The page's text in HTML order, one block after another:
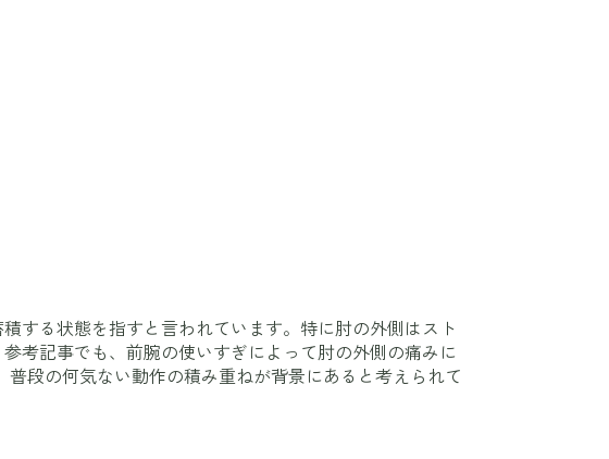
する状態を指すと言われています。特に肘の外側はスト
考記事でも、前腕の使いすぎによって肘の外側の痛みに
普段の何気ない動作の積み重ねが背景にあると考えられて